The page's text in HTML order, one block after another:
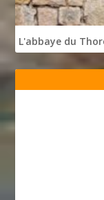
L'abbaye du